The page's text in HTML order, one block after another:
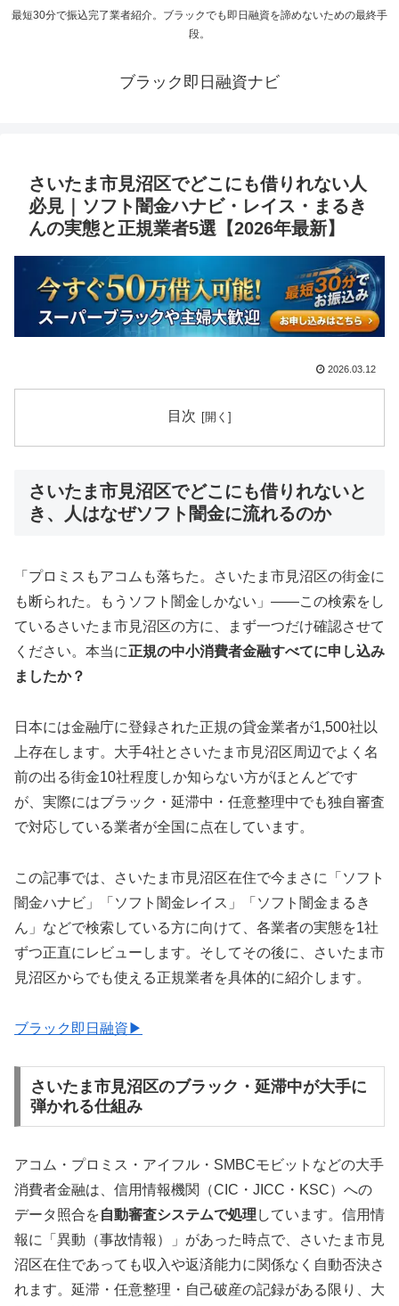
最短30分で振込完了業者紹介。ブラックでも即日融資を諦めないための最終手
段。
ブラック即日融資ナビ
さいたま市見沼区でどこにも借りれない人
必見｜ソフト闇金ハナビ・レイス・まるき
んの実態と正規業者5選【2026年最新】
2026.03.12
目次
さいたま市見沼区でどこにも借りれないと
き、人はなぜソフト闇金に流れるのか
「プロミスもアコムも落ちた。さいたま市見沼区の街金に
も断られた。もうソフト闇金しかない」——この検索をし
ているさいたま市見沼区の方に、まず一つだけ確認させて
ください。本当に正規の中小消費者金融すべてに申し込み
ましたか？
日本には金融庁に登録された正規の貸金業者が1,500社以
上存在します。大手4社とさいたま市見沼区周辺でよく名
前の出る街金10社程度しか知らない方がほとんどです
が、実際にはブラック・延滞中・任意整理中でも独自審査
で対応している業者が全国に点在しています。
この記事では、さいたま市見沼区在住で今まさに「ソフト
闇金ハナビ」「ソフト闇金レイス」「ソフト闇金まるき
ん」などで検索している方に向けて、各業者の実態を1社
ずつ正直にレビューします。そしてその後に、さいたま市
見沼区からでも使える正規業者を具体的に紹介します。
ブラック即日融資▶
さいたま市見沼区のブラック・延滞中が大手に
弾かれる仕組み
アコム・プロミス・アイフル・SMBCモビットなどの大手
消費者金融は、信用情報機関（CIC・JICC・KSC）への
データ照合を自動審査システムで処理 しています。信用情
報に「異動（事故情報）」があった時点で、さいたま市見
沼区在住であっても収入や返済能力に関係なく自動否決さ
れます。延滞・任意整理・自己破産の記録がある限り、大